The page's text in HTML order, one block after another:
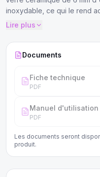
inoxydable, ce qui le rend
intensive. Toute cuisine de
Lire plus
Documents
Fiche technique
PDF
Manuel d'utilisation
PDF
Les documents seront
produit.